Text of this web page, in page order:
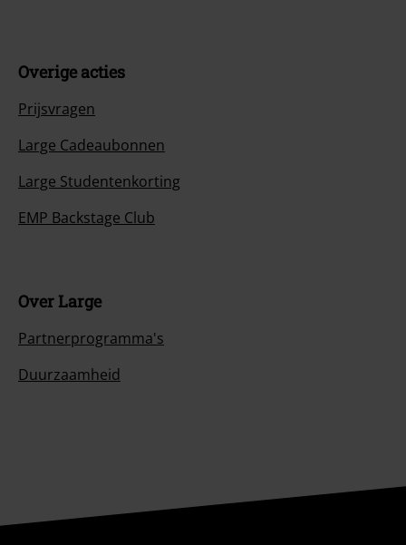
Overige acties
Prijsvragen
Large Cadeaubonnen
Large Studentenkorting
EMP Backstage Club
Over Large
Partnerprogramma's
Duurzaamheid